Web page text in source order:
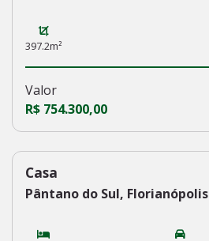
397.2m²
Valor
R$ 754.300,00
236
Casa
Pântano do Sul, Florianópolis